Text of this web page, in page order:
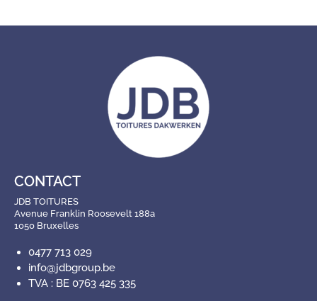
CONTACT
JDB TOITURES
Avenue Franklin Roosevelt 188a
1050 Bruxelles
0477 713 029
info@jdbgroup.be
TVA : BE 0763 425 335